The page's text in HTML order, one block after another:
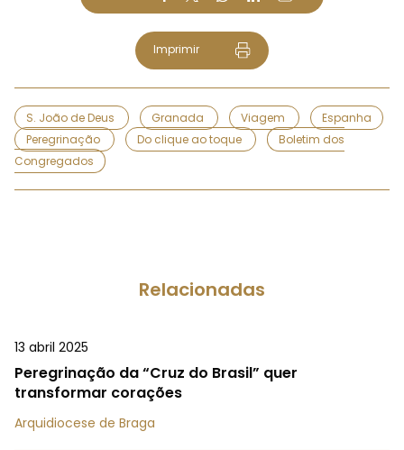
Imprimir
S. João de Deus Granada Viagem
Espanha
Peregrinação
Do clique ao toque
Boletim dos
Congregados
Relacionadas
13 abril 2025
Peregrinação da “Cruz do Brasil” quer
transformar corações
Arquidiocese de Braga